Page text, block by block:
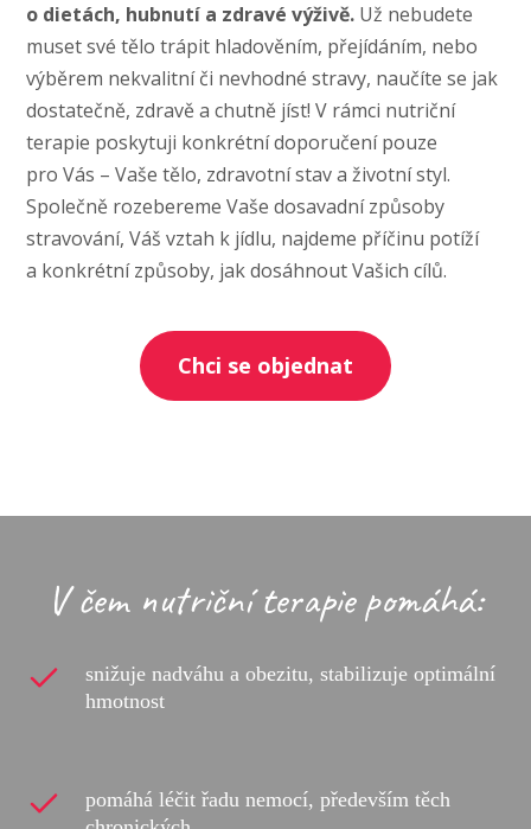
o dietách, hubnutí a zdravé výživě. Už nebudete
muset své tělo trápit hladověním, přejídáním, nebo
výběrem nekvalitní či nevhodné stravy, naučíte se jak
dostatečně, zdravě a chutně jíst! V rámci nutriční
terapie poskytuji konkrétní doporučení pouze
pro Vás – Vaše tělo, zdravotní stav a životní styl.
Společně rozebereme Vaše dosavadní způsoby
stravování, Váš vztah k jídlu, najdeme příčinu potíží
a konkrétní způsoby, jak dosáhnout Vašich cílů.
Chci se objednat
V čem nutriční terapie pomáhá:
snižuje nadváhu a obezitu, stabilizuje optimální
hmotnost
pomáhá léčit řadu nemocí, především těch